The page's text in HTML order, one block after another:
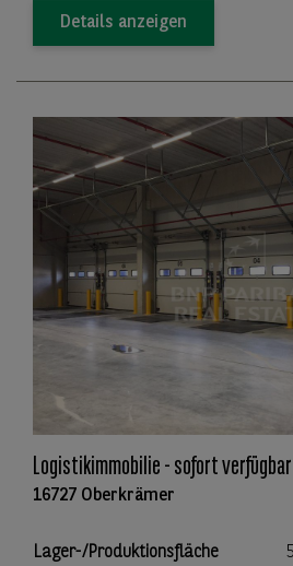
Details anzeigen
Logistikimmobilie - sofort verfügbar
16727 Oberkrämer
Lager-/Produktionsfläche